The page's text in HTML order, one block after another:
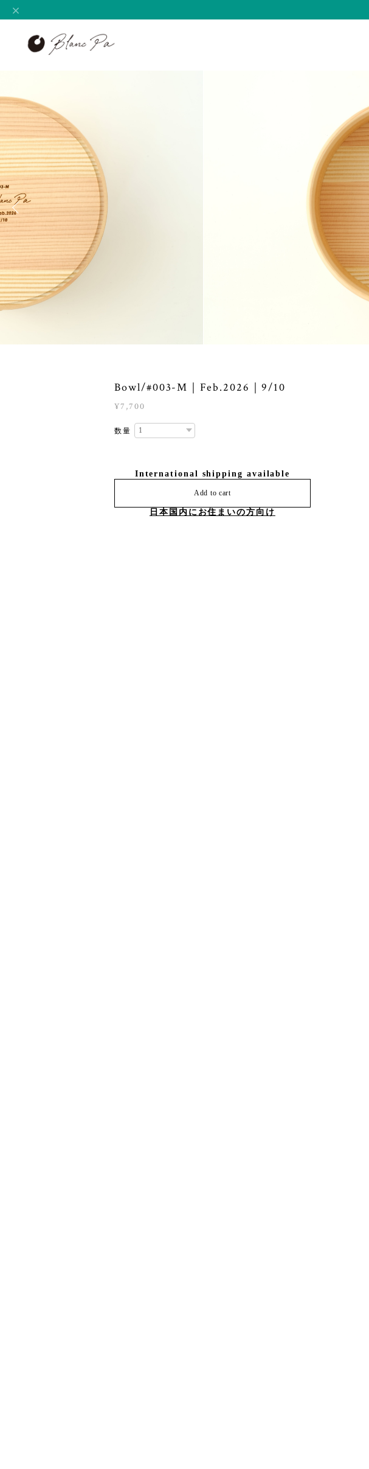
Bowl/#003-M｜Feb.2026｜9/10
¥7,700
数量
International shipping available
Add to cart
日本国内にお住まいの方向け